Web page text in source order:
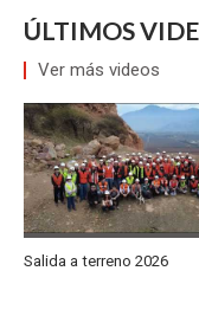
ÚLTIMOS
Ver más videos
Salida a terreno 2026